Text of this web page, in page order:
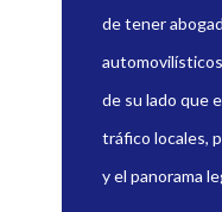
de tener
de su lado que
tráfico locales,
y el panorama